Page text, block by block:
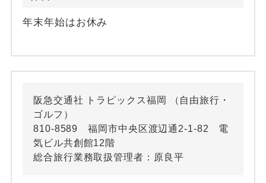
年末年始はお休み
阪急交通社 トラピックス福岡 （自由旅行・
ゴルフ）
810-8589 福岡市中央区渡辺通2-1-82 電
気ビル共創館12階
総合旅行業務取扱管理者：原良平